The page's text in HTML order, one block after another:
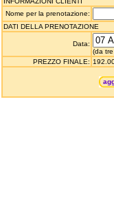
Nome per la prenotazione:
DATI DELLA PRENOTAZIONE
Data:
(da
PREZZO FINALE: